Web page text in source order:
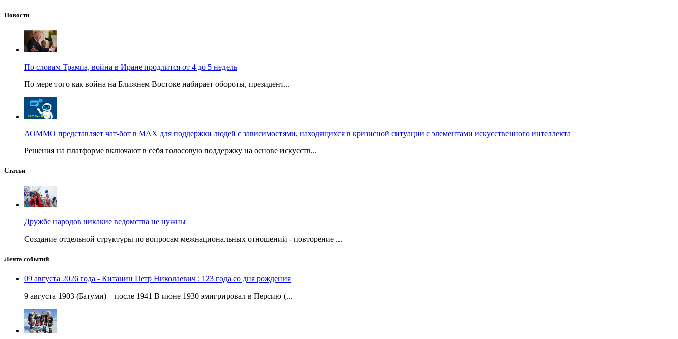
Новости
По словам Трампа, война в Иране продлится от 4 до 5 недель
По мере того как война на Ближнем Востоке набирает обороты, президент...
АОММО представляет чат-бот в MAX для поддержки людей с зависимостями, находящихся в кризисной ситуации с элементами искусственного интеллекта
Решения на платформе включают в себя голосовую поддержку на основе искусств...
Статьи
Дружбе народов никакие ведомства не нужны
Создание отдельной структуры по вопросам межнациональных отношений - повторение ...
Лента событий
09 августа 2026 года - Китанин Петр Николаевич : 123 года со дня рождения
9 августа 1903 (Батуми) – после 1941 В июне 1930 эмигрировал в Персию (...